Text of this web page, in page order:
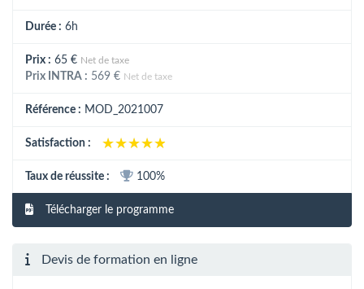
Durée : 6h
Prix : 65 € Net de taxe
Prix INTRA : 569 € Net de taxe
Référence : MOD_2021007
Satisfaction : ★★★★★
★★★★★
Taux de réussite : 100%
Télécharger le programme
Devis de formation en ligne